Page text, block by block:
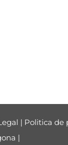
| Politica de
|